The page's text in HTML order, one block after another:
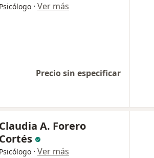
Psicólogo · Ver más
Precio sin especificar
Claudia A. Forero
Cortés
Psicólogo · Ver más